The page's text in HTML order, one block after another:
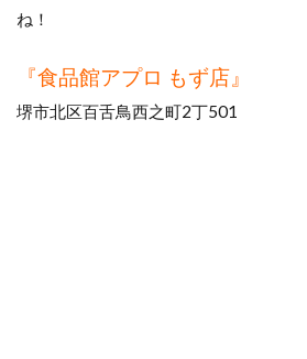
ね！
『食品館アプロ もず店』
堺市北区百舌鳥西之町2丁501